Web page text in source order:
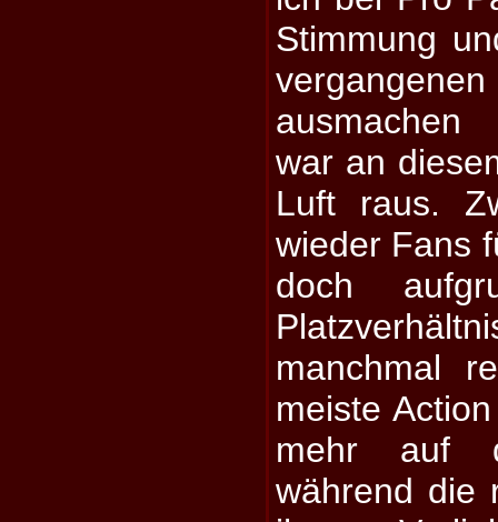
Stimmung
ausmachen
war an
Luft raus.
wieder Fans
doch
manchmal
meiste
mehr auf
während die